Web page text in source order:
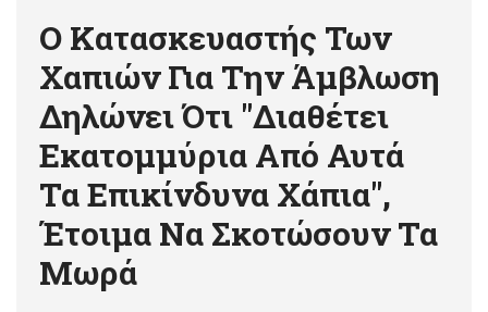
Ο Κατασκευαστής Των
Χαπιών Για Την Άμβλωση
Δηλώνει Ότι ''διαθέτει
Εκατομμύρια Από Αυτά
Τα Επικίνδυνα Χάπια'',
Έτοιμα Να Σκοτώσουν Τα
Μωρά